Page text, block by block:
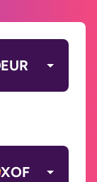
EUR
XOF